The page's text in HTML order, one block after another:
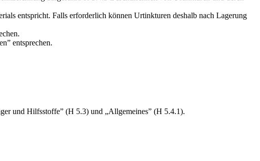
entspricht. Falls erforderlich können Urtinkturen deshalb nach Lagerung
entsprechen.
und Hilfsstoffe” (H 5.3) und „Allgemeines” (H 5.4.1).